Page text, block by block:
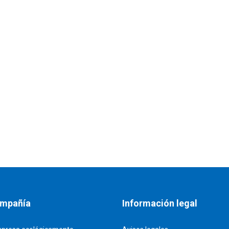
de siempre
Información legal